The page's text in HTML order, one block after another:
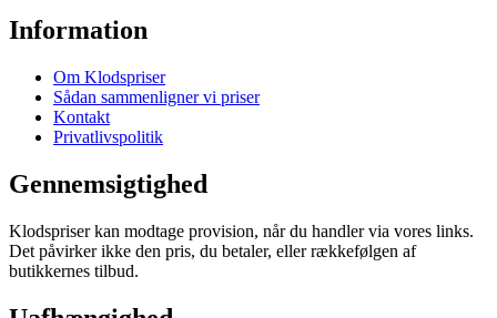
Information
Om Klodspriser
Sådan sammenligner vi priser
Kontakt
Privatlivspolitik
Gennemsigtighed
Klodspriser kan modtage provision, når du handler via vores links.
Det påvirker ikke den pris, du betaler, eller rækkefølgen af
butikkernes tilbud.